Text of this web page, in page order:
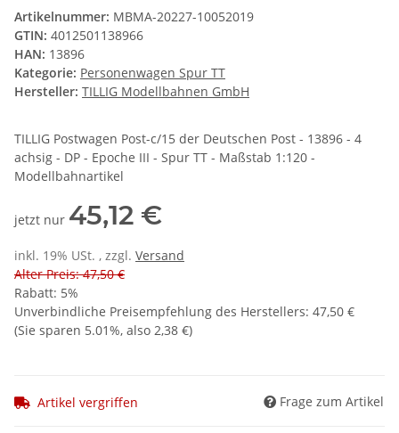
Artikelnummer: MBMA-20227-10052019
GTIN: 4012501138966
HAN: 13896
Kategorie: Personenwagen Spur TT
Hersteller: TILLIG Modellbahnen GmbH
TILLIG Postwagen Post-c/15 der Deutschen Post - 13896 - 4
achsig - DP - Epoche III - Spur TT - Maßstab 1:120 -
Modellbahnartikel
jetzt nur 45,12 €
inkl. 19% USt. , zzgl. Versand
Alter Preis: 47,50 €
Rabatt: 5%
Unverbindliche Preisempfehlung des Herstellers: 47,50 €
(Sie sparen 5.01%, also 2,38 €)
Artikel vergriffen Frage zum Artikel